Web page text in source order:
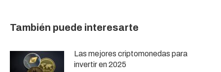
También puede interesarte
Las mejores criptomonedas para
invertir en 2025